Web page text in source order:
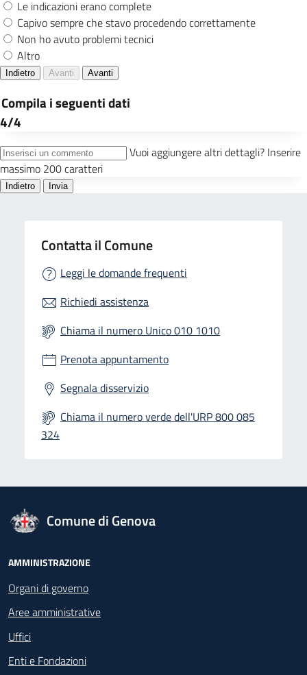
Contatta il Comune
Leggi le domande frequenti
Richiedi assistenza
Chiama il numero Unico 010 1010
Prenota appuntamento
Segnala disservizio
Chiama il numero verde dell'URP 800 085
324
logo Unione Europea
Comune di Genova
Footer - Navigazione
AMMINISTRAZIONE
Organi di governo
Aree amministrative
Uffici
Enti e Fondazioni